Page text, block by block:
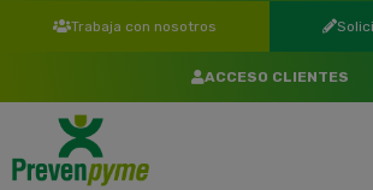
Trabaja con nosotros
ACCESO CLIENTES